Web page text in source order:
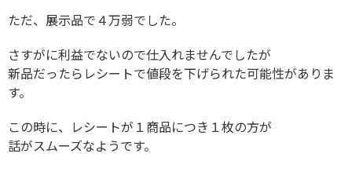
ただ、展示品で４万弱でした。
さすがに利益でないので仕入れませんでしたが
新品だったらレシートで値段を下げられた可能性がありま
す。
この時に、レシートが１商品につき１枚の方が
話がスムーズなようです。